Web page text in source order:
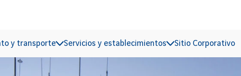
y transporte Servicios y establecimientos Sitio Corporativo